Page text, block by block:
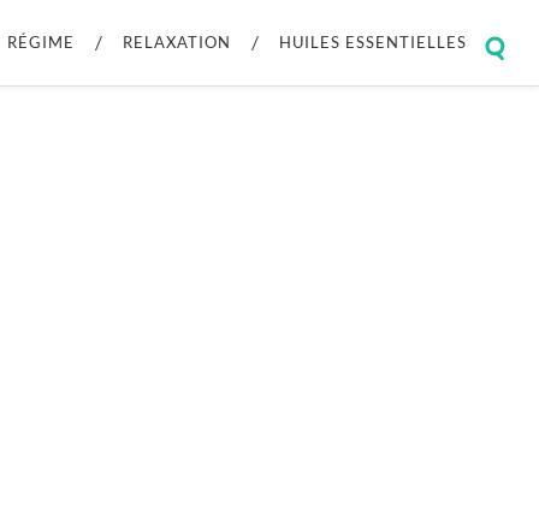
RÉGIME RELAXATION HUILES ESSENTIELLES
field